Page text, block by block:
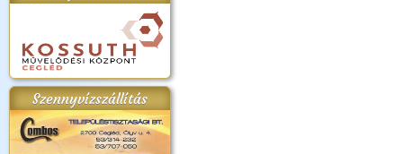
Szennyvízszállítás
2018.
Kossuth Toborzó
2017.09.22-23.
és Magyarok
Kenyere Program